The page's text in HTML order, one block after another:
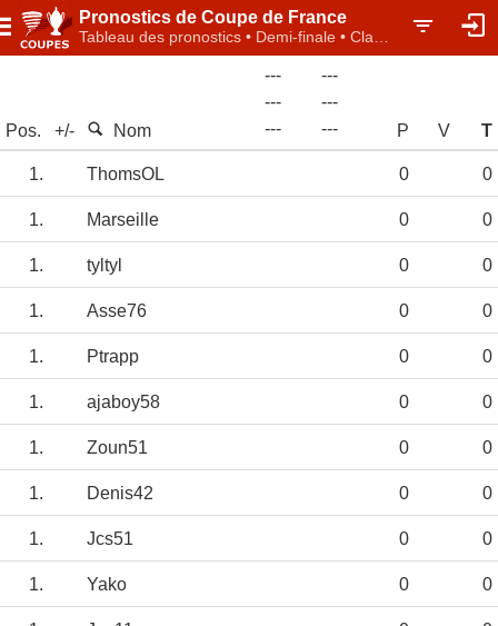
Pronostics de Coupe de France
Pos. +/- Nom
---
---
---
---
---
--- P V T
1. ThomsOL 0 0
1. Marseille 0 0
1. tyltyl 0 0
1. Asse76 0 0
1. Ptrapp 0 0
1. ajaboy58 0 0
1. Zoun51 0 0
1. Denis42 0 0
1. Jcs51 0 0
1. Yako 0 0